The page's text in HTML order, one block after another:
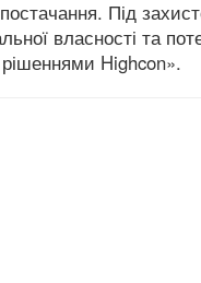
Під
власності та
рішеннями Highcon».